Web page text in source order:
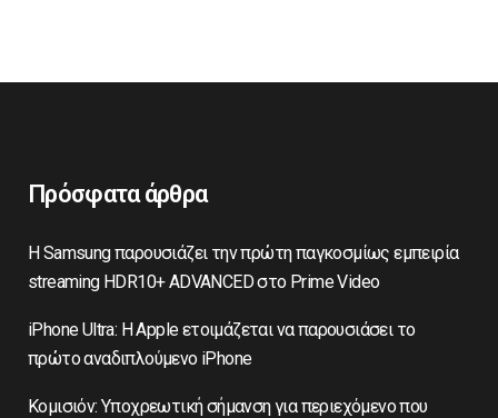
Πρόσφατα άρθρα
Η Samsung παρουσιάζει την πρώτη παγκοσμίως εμπειρία
streaming HDR10+ ADVANCED στο Prime Video
iPhone Ultra: Η Apple ετοιμάζεται να παρουσιάσει το
πρώτο αναδιπλούμενο iPhone
Κομισιόν: Υποχρεωτική σήμανση για περιεχόμενο που